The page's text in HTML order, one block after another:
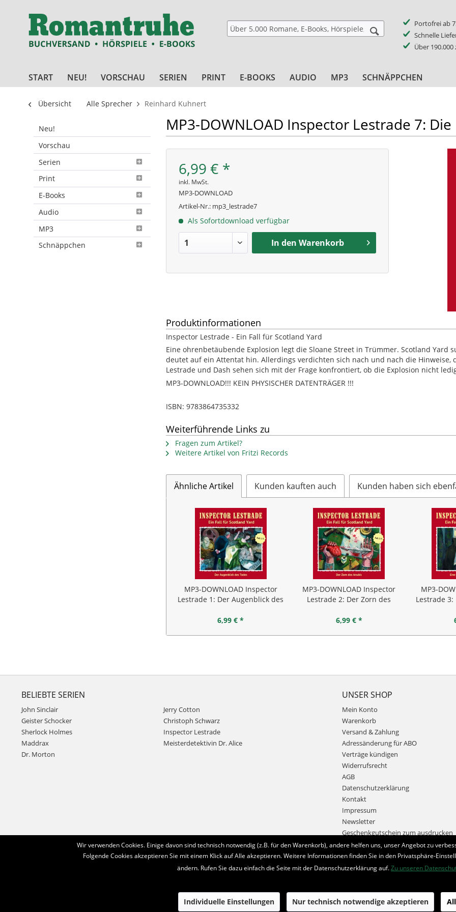
Portofrei ab
Schnelle
Über
START NEU! VORSCHAU SERIEN PRINT E-BOOKS AUDIO MP3 SCHNÄPPCHEN
Übersicht Alle Sprecher Reinhard Kuhnert
Neu!
Vorschau
Serien
Print
E-Books
Audio
MP3
Schnäppchen
MP3-DOWNLOAD Inspector Lestrade 7:
6,99 € *
inkl. MwSt.
MP3-DOWNLOAD
Artikel-Nr.: mp3_lestrade7
Als Sofortdownload verfügbar
In den Warenkorb
Produktinformationen
Inspector Lestrade - Ein Fall für Scotland Yard
Eine ohrenbetäubende Explosion legt die Sloane Street in Trümmer. Scotland Yard
deutet auf ein Attentat hin. Allerdings verdichten sich nach und nach die Hinweise,
Lestrade und Dash sehen sich mit der Frage konfrontiert, ob die Explosion nicht
MP3-DOWNLOAD!!! KEIN PHYSISCHER DATENTRÄGER !!!
ISBN: 9783864735332
Weiterführende Links zu
Fragen zum Artikel?
Weitere Artikel von Fritzi Records
Ähnliche Artikel Kunden kauften auch Kunden haben sich
MP3-DOWNLOAD Inspector
Lestrade 1: Der Augenblick des
6,99 € *
MP3-DOWNLOAD Inspector
Lestrade 2: Der Zorn des
6,99 € *
MP3-
Lestrade
BELIEBTE SERIEN
John Sinclair
Geister Schocker
Sherlock Holmes
Maddrax
Dr. Morton
Jerry Cotton
Christoph Schwarz
Inspector Lestrade
Meisterdetektivin Dr. Alice
UNSER SHOP
Mein Konto
Warenkorb
Versand & Zahlung
Adressänderung für ABO
Verträge kündigen
Widerrufsrecht
AGB
Datenschutzerklärung
Kontakt
Impressum
Newsletter
Geschenkgutschein zum ausdrucken
Bestellung widerrufen
© 2016-2022 Romantruhe - Buchversand, Joachim Otto
Wir verwenden Cookies. Einige davon sind technisch notwendig (z.B. für den Warenkorb), andere helfen uns, unser Angebot zu
Folgende Cookies akzeptieren Sie mit einem Klick auf Alle akzeptieren. Weitere Informationen finden Sie in den Privatsphäre-
ändern. Rufen Sie dazu einfach die Seite mit der Datenschutzerklärung auf.Zu unseren
Individuelle Einstellungen Nur technisch notwendige akzeptieren